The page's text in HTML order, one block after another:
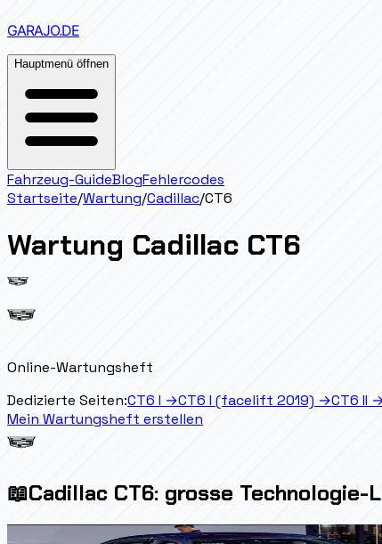
GARAJO.DE
Hauptmenü öffnen
Fahrzeug-GuideBlogFehlercodes
Startseite/Wartung/Cadillac/CT6
Wartung Cadillac CT6
Online-Wartungsheft
Dedizierte Seiten:CT6 I →CT6 I (facelift 2019) →CT6 II
Mein Wartungsheft erstellen
📖Cadillac CT6: grosse